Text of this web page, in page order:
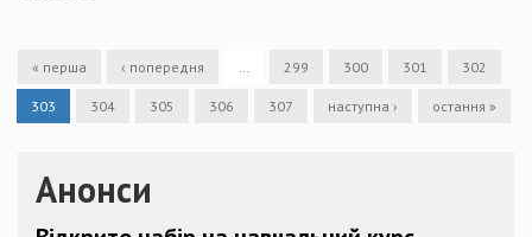
« перша ‹ попередня 299 300 301 302
303 304 305 306 307 наступна › остання »
Анонси